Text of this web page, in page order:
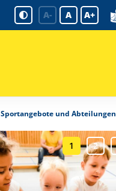
A- A A+
Sportangebote und Abteilungen